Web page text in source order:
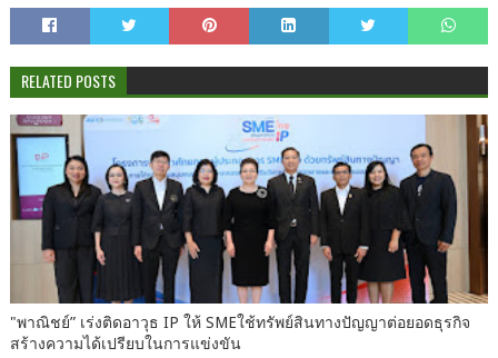
RELATED POSTS
"พาณิชย์” เร่งติดอาวุธ IP ให้ SMEใช้ทรัพย์สินทางปัญญาต่อยอดธุรกิจ
สร้างความได้เปรียบในการแข่งขัน